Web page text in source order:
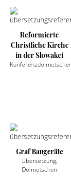
Reformierte
Christliche Kirche
in der Slowakei
Graf Baugeräte
Übersetzung,
Dolmetschen